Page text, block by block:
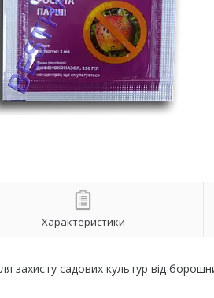
Характеристики
захисту садових культур від